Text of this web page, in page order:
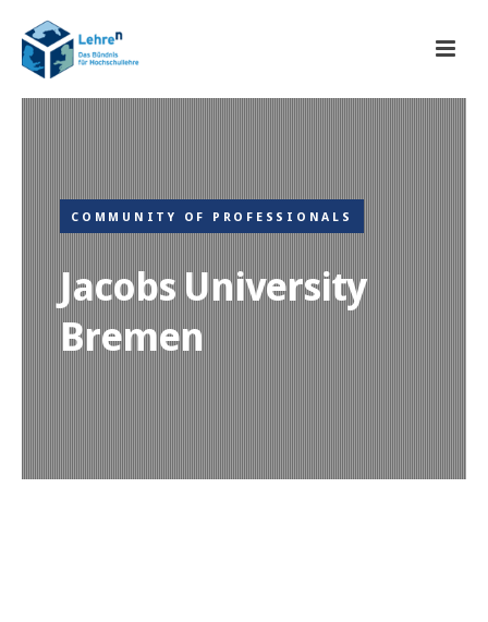
COMMUNITY OF PROFESSIONALS
Jacobs University
Bremen